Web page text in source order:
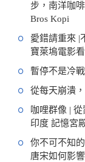
步，南洋咖
Bros Kopi
愛錯請重來
寶萊塢電影
暫停不是冷
從每天崩潰
咖哩群像 |
印度 記憶宮
你不可不知
唐宋如何影